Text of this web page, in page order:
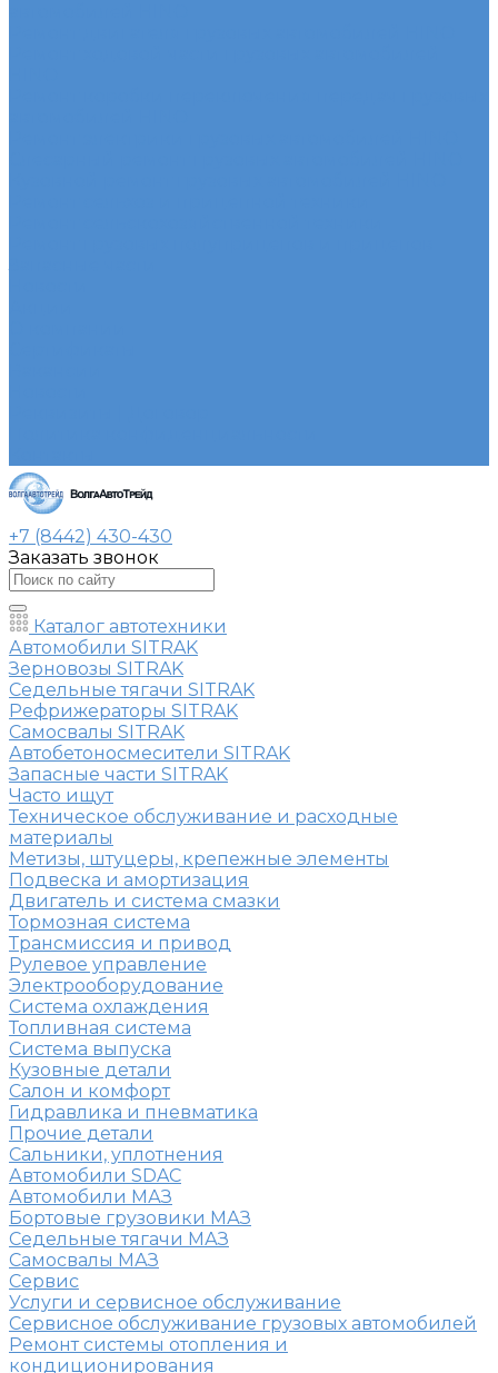
+7 (8442) 430-430
Заказать звонок
Каталог автотехники
Автомобили SITRAK
Зерновозы SITRAK
Седельные тягачи SITRAK
Рефрижераторы SITRAK
Самосвалы SITRAK
Автобетоносмесители SITRAK
Запасные части SITRAK
Часто ищут
Техническое обслуживание и расходные
материалы
Метизы, штуцеры, крепежные элементы
Подвеска и амортизация
Двигатель и система смазки
Тормозная система
Трансмиссия и привод
Рулевое управление
Электрооборудование
Система охлаждения
Топливная система
Система выпуска
Кузовные детали
Салон и комфорт
Гидравлика и пневматика
Прочие детали
Сальники, уплотнения
Автомобили SDAC
Автомобили МАЗ
Бортовые грузовики МАЗ
Седельные тягачи МАЗ
Самосвалы МАЗ
Сервис
Услуги и сервисное обслуживание
Сервисное обслуживание грузовых автомобилей
Ремонт системы отопления и
кондиционирования